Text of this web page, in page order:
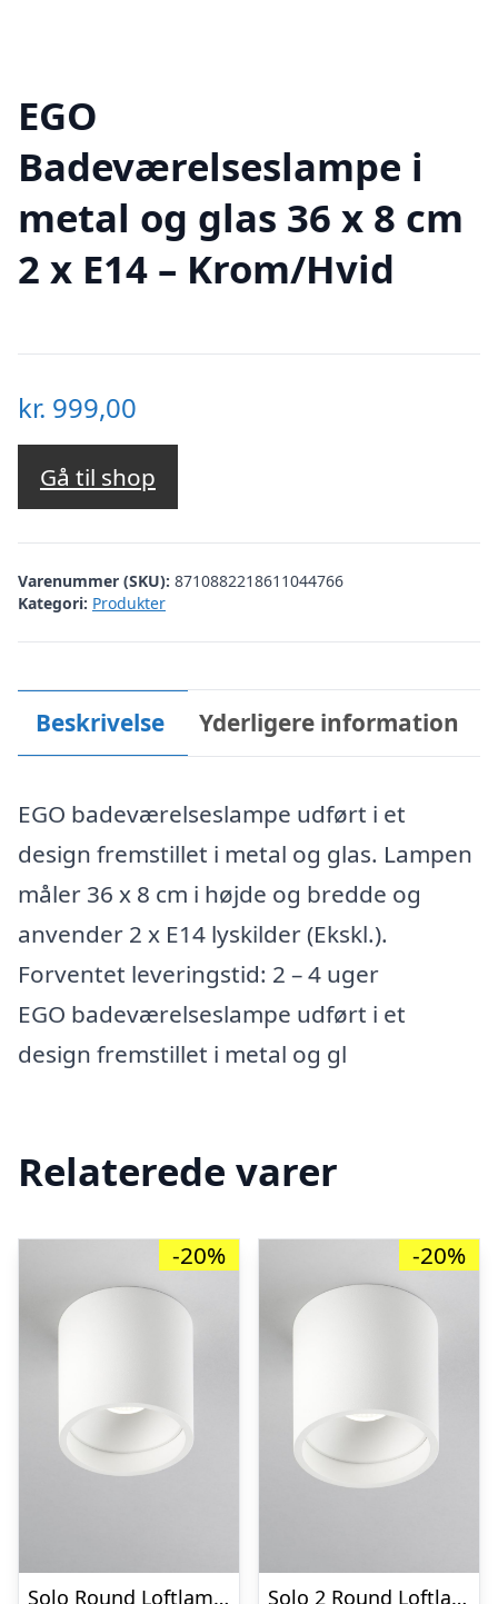
EGO
Badeværelseslampe i
metal og glas 36 x 8 cm
2 x E14 – Krom/Hvid
kr. 999,00
Gå til shop
Varenummer (SKU): 8710882218611044766
Kategori: Produkter
Beskrivelse Yderligere information
EGO badeværelseslampe udført i et
design fremstillet i metal og glas. Lampen
måler 36 x 8 cm i højde og bredde og
anvender 2 x E14 lyskilder (Ekskl.).
Forventet leveringstid: 2 – 4 uger
EGO badeværelseslampe udført i et
design fremstillet i metal og gl
Relaterede varer
-20%
Solo Round Loftlampe Hvid 3000K – LIGHT-POINT
-20%
Solo 2 Round Loftlampe Hvid 3000K – LIGHT-POINT